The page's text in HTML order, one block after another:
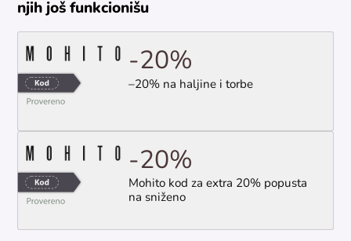
njih još funkcionišu
-20%
–20% na haljine i torbe
-20%
Mohito kod za extra 20% popusta
na sniženo